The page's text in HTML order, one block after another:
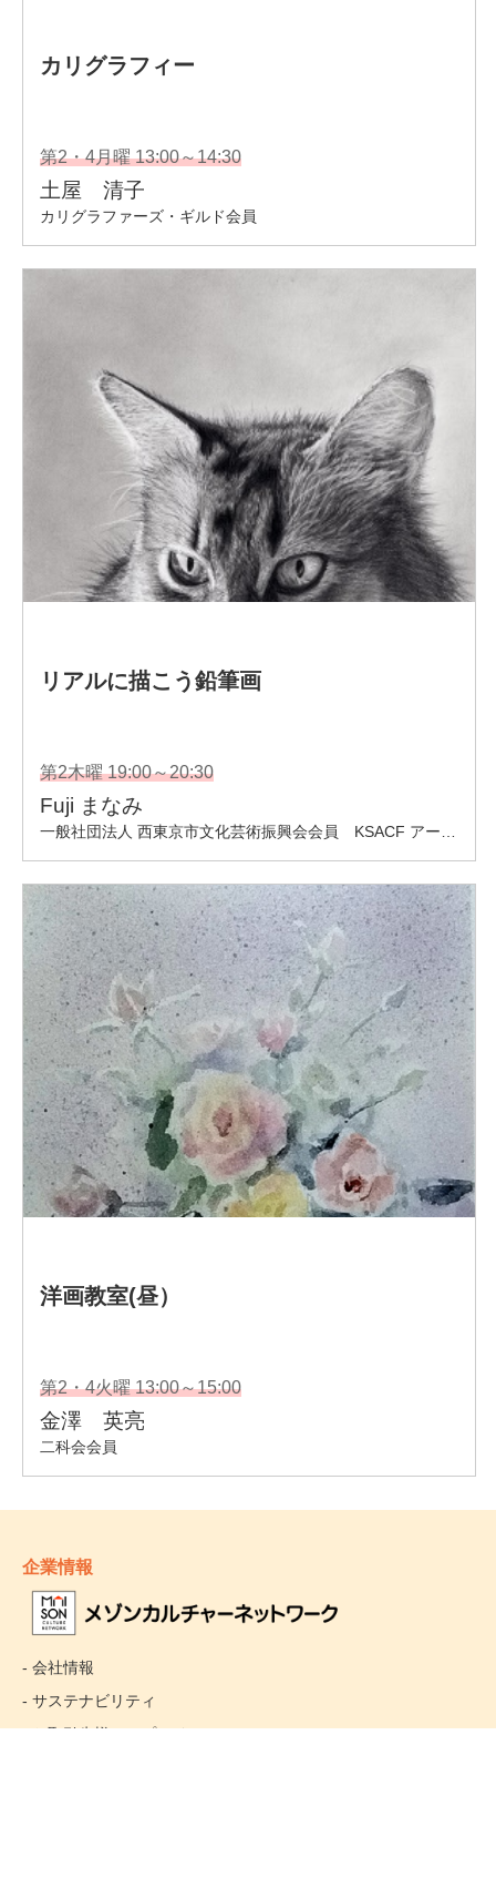
企業情報
- 会社情報
- サステナビリティ
- お取引先様ヘルプライン